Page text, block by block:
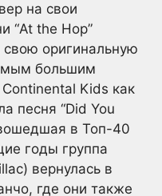
на свои
“At the Hop”
свою оригинальную
большим
Kids как
песня “Did You
в Топ-40
годы группа
вернулась в
где они также